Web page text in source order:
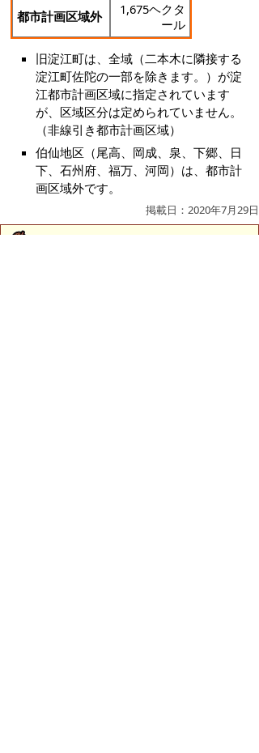
都市計画区域外
1,675ヘクタ
ール
旧淀江町は、全域（二本木に隣接する
淀江町佐陀の一部を除きます。）が淀
江都市計画区域に指定されています
が、区域区分は定められていません。
（非線引き都市計画区域）
伯仙地区（尾高、岡成、泉、下郷、日
下、石州府、福万、河岡）は、都市計
画区域外です。
掲載日：2020年7月29日